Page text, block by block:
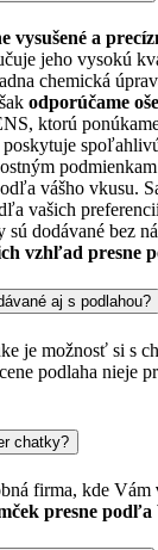
vysušené a
jeho vysokú
chemická
odporúčame
ktorú
poskytuje
vášho vkusu.
vašich
sú dodávané bez
vzhľad presne
aj s podlahou?
je možnosť si s
podlaha nieje
chatky?
firma, kde Vám
presne podľa